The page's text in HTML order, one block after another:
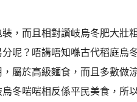
，而且相對讚岐烏冬肥大壯
呢？唔講唔知喺古代稻庭烏
屬於高級麵食，而且多數做
冬啱啱相反係平民美食，所